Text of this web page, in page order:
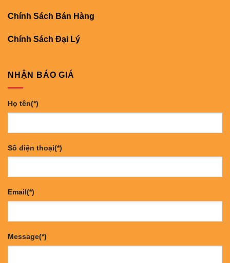
Chính Sách Bán Hàng
Chính Sách Đại Lý
NHẬN BÁO GIÁ
Họ tên(*)
Số điện thoại(*)
Email(*)
Message(*)